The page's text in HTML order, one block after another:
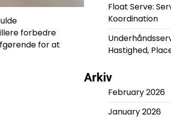
forbedre
for at
Float Serve:
Koordination
Hastighed,
Arkiv
February 2026
January 2026